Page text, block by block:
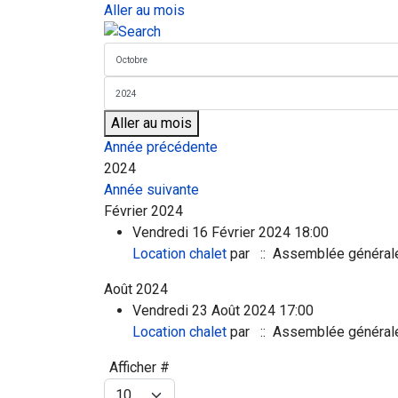
Aller au mois
Aller au mois
Année précédente
2024
Année suivante
Février 2024
Vendredi 16 Février 2024 18:00
Location chalet par :: Assemblée
Août 2024
Vendredi 23 Août 2024 17:00
Location chalet par :: Assemblée
Limite de la pagination
Afficher #